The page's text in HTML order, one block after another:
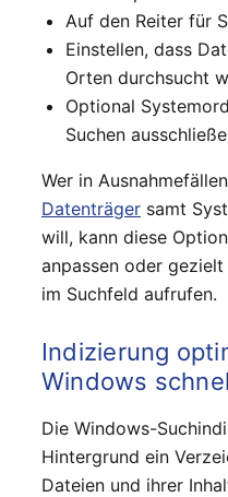
Auf den Reiter für
Einstellen, dass
Orten durchsucht
Optional
Suchen
Wer in
Datenträger samt
will, kann diese
anpassen oder
im Suchfeld aufrufen.
Indizierung
Windows
Die Windows-
Hintergrund ein
Dateien und ihrer